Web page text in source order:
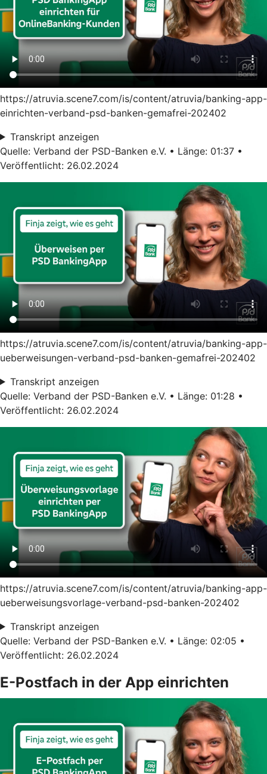
https://atruvia.scene7.com/is/content/atruvia/banking-app-
einrichten-verband-psd-banken-gemafrei-202402
Transkript anzeigen
Quelle: Verband der PSD-Banken e.V. • Länge: 01:37 •
Veröffentlicht: 26.02.2024
https://atruvia.scene7.com/is/content/atruvia/banking-app-
ueberweisungen-verband-psd-banken-gemafrei-202402
Transkript anzeigen
Quelle: Verband der PSD-Banken e.V. • Länge: 01:28 •
Veröffentlicht: 26.02.2024
https://atruvia.scene7.com/is/content/atruvia/banking-app-
ueberweisungsvorlage-verband-psd-banken-202402
Transkript anzeigen
Quelle: Verband der PSD-Banken e.V. • Länge: 02:05 •
Veröffentlicht: 26.02.2024
E-Postfach in der App einrichten